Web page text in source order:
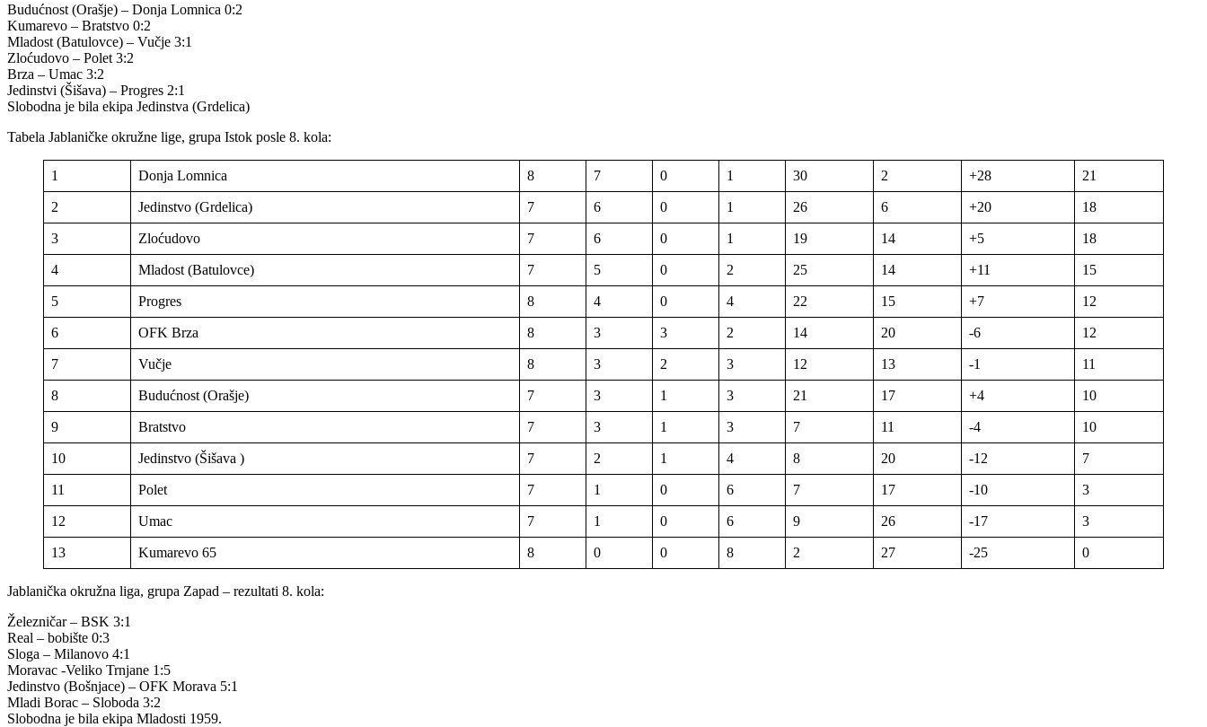
Budućnost (Orašje) – Donja Lomnica 0:2
Kumarevo – Bratstvo 0:2
Mladost (Batulovce) – Vučje 3:1
Zloćudovo – Polet 3:2
Brza – Umac 3:2
Jedinstvi (Šišava) – Progres 2:1
Slobodna je bila ekipa Jedinstva (Grdelica)
Tabela Jablaničke okružne lige, grupa Istok posle 8. kola:
1 Donja Lomnica 8 7 0 1 30 2 +28 21
2 Jedinstvo (Grdelica) 7 6 0 1 26 6 +20 18
3 Zloćudovo 7 6 0 1 19 14 +5 18
4 Mladost (Batulovce) 7 5 0 2 25 14 +11 15
5 Progres 8 4 0 4 22 15 +7 12
6 OFK Brza 8 3 3 2 14 20 -6 12
7 Vučje 8 3 2 3 12 13 -1 11
8 Budućnost (Orašje) 7 3 1 3 21 17 +4 10
9 Bratstvo 7 3 1 3 7 11 -4 10
10 Jedinstvo (Šišava ) 7 2 1 4 8 20 -12 7
11 Polet 7 1 0 6 7 17 -10 3
12 Umac 7 1 0 6 9 26 -17 3
13 Kumarevo 65 8 0 0 8 2 27 -25 0
Jablanička okružna liga, grupa Zapad – rezultati 8. kola:
Železničar – BSK 3:1
Real – bobište 0:3
Sloga – Milanovo 4:1
Moravac -Veliko Trnjane 1:5
Jedinstvo (Bošnjace) – OFK Morava 5:1
Mladi Borac – Sloboda 3:2
Slobodna je bila ekipa Mladosti 1959.